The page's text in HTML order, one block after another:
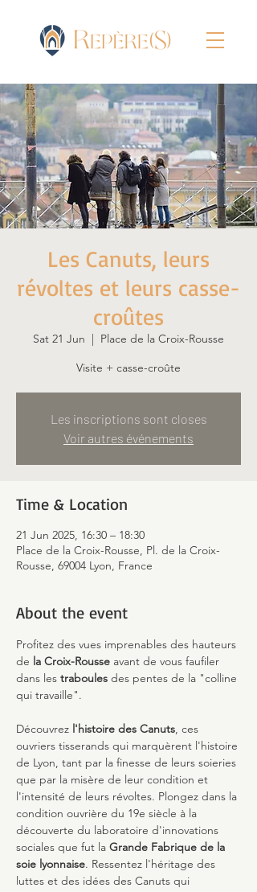
Les Canuts, leurs
révoltes et leurs casse-
croûtes
Sat 21 Jun
  |
Place de la Croix-Rousse
Visite + casse-croûte
Les inscriptions sont closes
Voir autres événements
Time & Location
21 Jun 2025, 16:30 – 18:30
Place de la Croix-Rousse, Pl. de la Croix-
Rousse, 69004 Lyon, France
About the event
Profitez des vues imprenables des hauteurs
de la Croix-Rousse avant de vous faufiler
dans les traboules des pentes de la "colline
qui travaille".
Découvrez l'histoire des Canuts, ces
ouvriers tisserands qui marquèrent l'histoire
de Lyon, tant par la finesse de leurs soieries
que par la misère de leur condition et
l'intensité de leurs révoltes. Plongez dans la
condition ouvrière du 19e siècle à la
découverte du laboratoire d'innovations
sociales que fut la Grande Fabrique de la
soie lyonnaise. Ressentez l'héritage des
luttes et des idées des Canuts qui